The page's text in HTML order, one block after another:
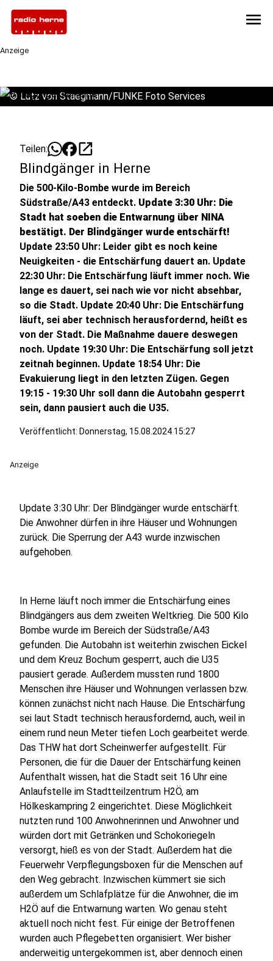
menu
Anzeige
© Lutz von Staegmann/FUNKE Foto Services
Teilen: open_in_new
Blindgänger in Herne
Die 500-Kilo-Bombe wurde im Bereich
Südstraße/A43 entdeckt. Update 3:30 Uhr: Die
Stadt hat soeben die Entwarnung über NINA
bestätigt. Der Blindgänger wurde entschärft!
Update 23:50 Uhr: Leider gibt es noch keine
Neuigkeiten - die Entschärfung dauert an. Update
22:30 Uhr: Die Entschärfung läuft immer noch. Wie
lange es dauert, sei nach wie vor nicht absehbar,
so die Stadt. Update 20:40 Uhr: Die Entschärfung
läuft, sei aber technisch herausfordernd, heißt es
von der Stadt. Die Maßnahme dauere deswegen
noch. Update 19:30 Uhr: Die Entschärfung soll jetzt
zeitnah beginnen. Update 18:54 Uhr: Die
Evakuierung liegt in den letzten Zügen. Gegen
19:15 - 19:30 Uhr soll dann die Autobahn gesperrt
sein, dann pausiert auch die U35.
Veröffentlicht: Donnerstag, 15.08.2024 15:27
Anzeige
Update 3:30 Uhr: Der Blindgänger wurde entschärft.
Die Anwohner dürfen in ihre Häuser und Wohnungen
zurück. Die Sperrung der A43 wurde inzwischen
aufgehoben.
In Herne läuft noch immer die Entschärfung eines
Blindgängers aus dem zweiten Weltkrieg. Die 500 Kilo
Bombe wurde im Bereich der Südstraße/A43
gefunden. Die Autobahn ist weiterhin zwischen Eickel
und dem Kreuz Bochum gesperrt, auch die U35
pausiert gerade. Außerdem mussten rund 1800
Menschen ihre Häuser und Wohnungen verlassen bzw.
können zunächst nicht nach Hause. Die Entschärfung
sei laut Stadt technisch herausfordernd, auch, weil in
einem rund neun Meter tiefen Loch gearbeitet werde.
Das THW hat dort Scheinwerfer aufgestellt. Für
Personen, die für die Dauer der Entschärfung keinen
Aufenthalt wissen, hat die Stadt seit 16 Uhr eine
Anlaufstelle im Stadtteilzentrum H2Ö, am
Hölkeskampring 2 eingerichtet. Diese Möglichkeit
nutzten rund 100 Anwohnerinnen und Anwohner und
würden dort mit Getränken und Schokoriegeln
versorgt, hieß es von der Stadt. Außerdem hat die
Feuerwehr Verpflegungsboxen für die Menschen auf
den Weg gebracht. Inzwischen kümmert sie sich
außerdem um Schlafplätze für die Anwohner, die im
H2Ö auf die Entwarnung warten. Wo genau steht
aktuell noch nicht fest. Für einige der Betroffenen
wurden auch Pflegebetten organisiert. Wer bisher
anderweitig untergekommen ist, aber dennoch einen